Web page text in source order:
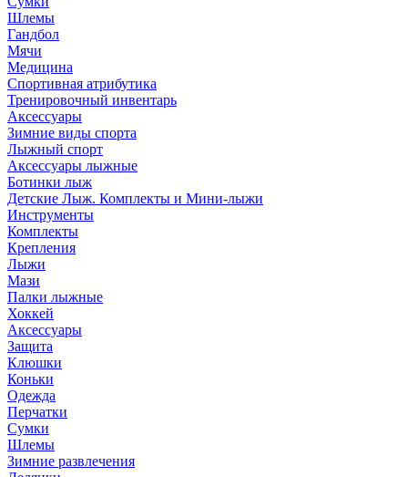
Шлемы
Гандбол
Мячи
Медицина
Спортивная атрибутика
Тренировочный инвентарь
Аксессуары
Зимние виды спорта
Лыжный спорт
Аксессуары лыжные
Ботинки лыж
Детские Лыж. Комплекты и Мини-лыжи
Инструменты
Комплекты
Крепления
Лыжи
Мази
Палки лыжные
Хоккей
Аксессуары
Защита
Клюшки
Коньки
Одежда
Перчатки
Сумки
Шлемы
Зимние развлечения